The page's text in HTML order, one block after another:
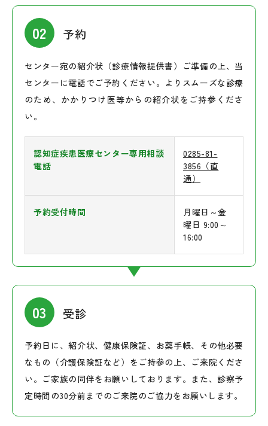
予約
センター宛の紹介状（診療情報提供書）ご準備の上、当
センターに電話でご予約ください。よりスムーズな診療
のため、かかりつけ医等からの紹介状をご持参くださ
い。
認知症疾患医療センター専用相談
電話
0285-81-
3856（直
通）
予約受付時間
月曜日～金
曜日 9:00～
16:00
受診
予約日に、紹介状、健康保険証、お薬手帳、その他必要
なもの（介護保険証など）をご持参の上、ご来院くださ
い。ご家族の同伴をお願いしております。また、診察予
定時間の30分前までのご来院のご協力をお願いします。